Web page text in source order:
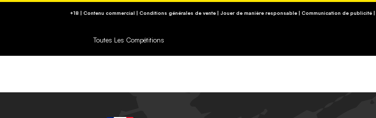
RETROUVEZ NOS CONSEILS SUR (09-74-75-13-13, APPEL NON SURTAXÉ).
+18 | Contenu commercial | Conditions générales de vente | Jouer de manière responsable | Communication de publicité |
Toutes Les Compétitions